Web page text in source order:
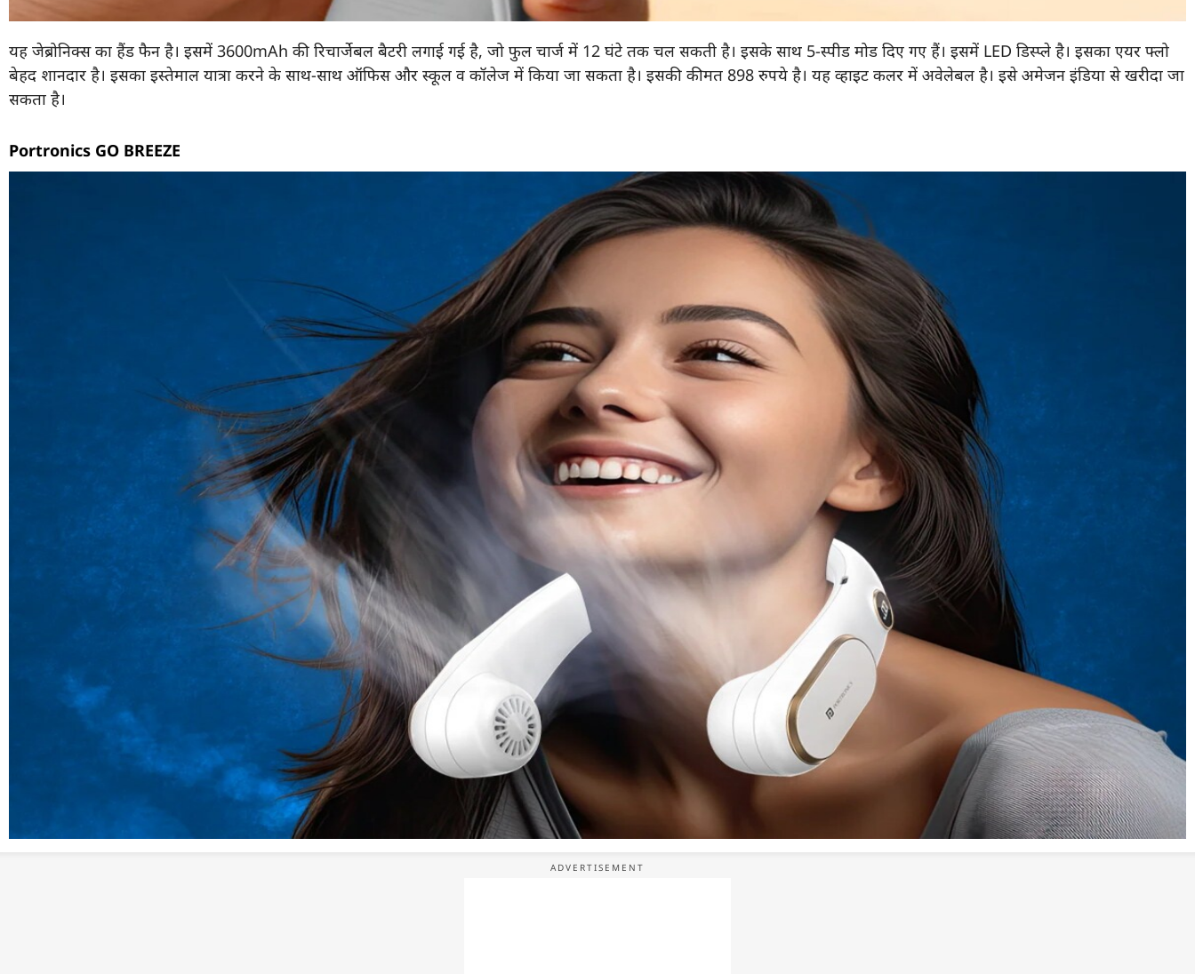
यह जेब्रोनिक्स का हैंड फैन है। इसमें 3600mAh की रिचार्जेबल बैटरी लगाई गई है, जो फुल चार्ज में 12 घंटे तक चल सकती है। इसके साथ 5-स्पीड मोड दिए गए हैं। इसमें LED डिस्प्ले है। इसका एयर फ्लो
बेहद शानदार है। इसका इस्तेमाल यात्रा करने के साथ-साथ ऑफिस और स्कूल व कॉलेज में किया जा सकता है। इसकी कीमत 898 रुपये है। यह व्हाइट कलर में अवेलेबल है। इसे अमेजन इंडिया से खरीदा जा
सकता है।
Portronics GO BREEZE